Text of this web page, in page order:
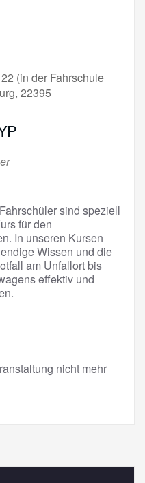
(in der Fahrschule
22395
sind speziell
für den
In unseren Kursen
Wissen und die
am Unfallort bis
effektiv und
nicht mehr